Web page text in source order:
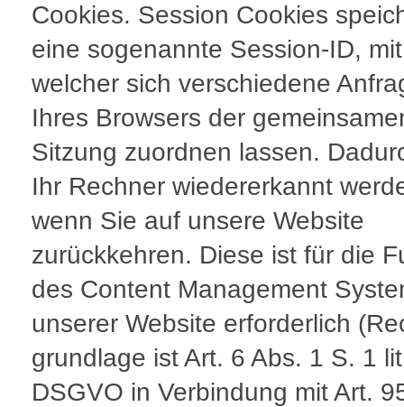
Cookies. Session Cookies
eine sogenannte Session-ID, mit
welcher sich verschiedene
Ihres Browsers der
Sitzung zuordnen lassen.
Ihr Rechner wiedererkannt
wenn Sie auf unsere Website
zurückkehren. Diese ist für die
des Content Management
unserer Website erforderlich
grundlage ist Art. 6 Abs. 1 S. 1
DSGVO in Verbindung mit Art.